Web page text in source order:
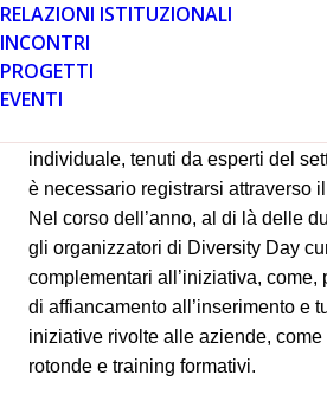
RELAZIONI ISTITUZIONALI
INCONTRI
PROGETTI
EVENTI
novembreaRoma, presso
Tor Vergata (via Cracovia, 50).
Dalle 9 alle 15 i candidati potranno
aziende presenti. La giornata sarà
individuale, tenuti da esperti del
è necessario registrarsi attraverso
Nel corso dell’anno, al di là delle
gli organizzatori di Diversity Day
complementari all’iniziativa, come,
di affiancamento all’inserimento e
iniziative rivolte alle aziende,
rotonde e training formativi.